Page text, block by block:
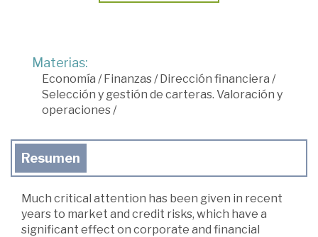
Materias:
Economía / Finanzas/ Dirección financiera /
Selección y gestión de carteras. Valoración y
operaciones/
Resumen
Much critical attention has been given in recent
years to market and credit risks, which have a
significant effect on corporate and financial